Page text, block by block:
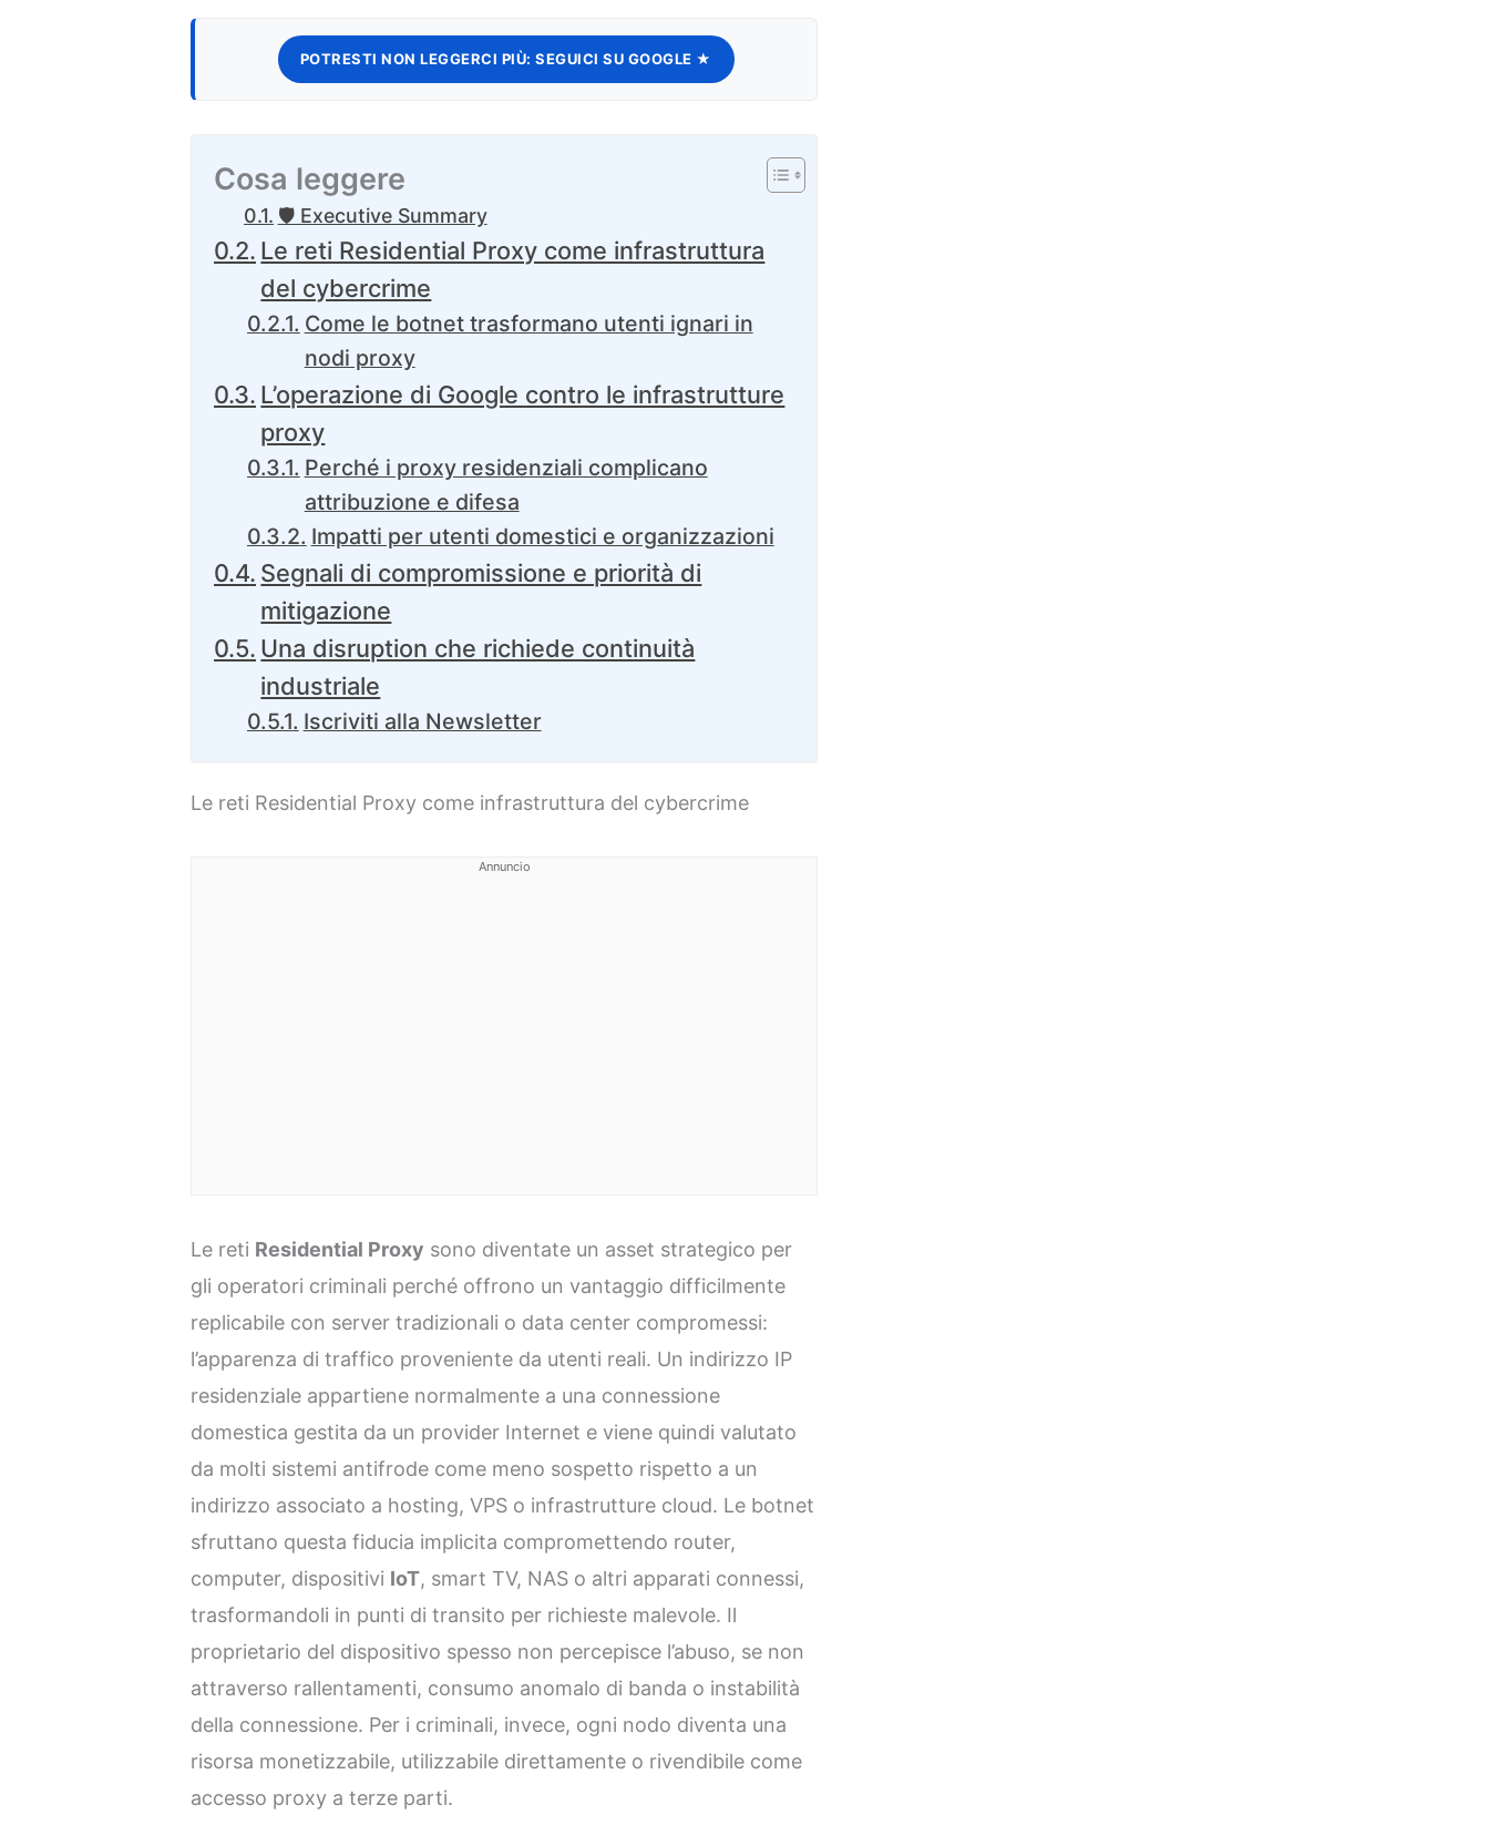
POTRESTI NON LEGGERCI PIÙ: SEGUICI SU GOOGLE ★
Cosa leggere
🛡️ Executive Summary
Le reti Residential Proxy come infrastruttura
del cybercrime
Come le botnet trasformano utenti ignari in
nodi proxy
L’operazione di Google contro le infrastrutture
proxy
Perché i proxy residenziali complicano
attribuzione e difesa
Impatti per utenti domestici e organizzazioni
Segnali di compromissione e priorità di
mitigazione
Una disruption che richiede continuità
industriale
Iscriviti alla Newsletter
Le reti Residential Proxy come infrastruttura del cybercrime
Annuncio
Le reti Residential Proxy sono diventate un asset strategico per
gli operatori criminali perché offrono un vantaggio difficilmente
replicabile con server tradizionali o data center compromessi:
l’apparenza di traffico proveniente da utenti reali. Un indirizzo IP
residenziale appartiene normalmente a una connessione
domestica gestita da un provider Internet e viene quindi valutato
da molti sistemi antifrode come meno sospetto rispetto a un
indirizzo associato a hosting, VPS o infrastrutture cloud. Le botnet
sfruttano questa fiducia implicita compromettendo router,
computer, dispositivi IoT, smart TV, NAS o altri apparati connessi,
trasformandoli in punti di transito per richieste malevole. Il
proprietario del dispositivo spesso non percepisce l’abuso, se non
attraverso rallentamenti, consumo anomalo di banda o instabilità
della connessione. Per i criminali, invece, ogni nodo diventa una
risorsa monetizzabile, utilizzabile direttamente o rivendibile come
accesso proxy a terze parti.